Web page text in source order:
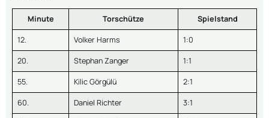
Minute Torschütze Spielstand
12. Volker Harms 1:0
20. Stephan Zanger 1:1
55. Kilic Görgülü 2:1
60. Daniel Richter 3:1